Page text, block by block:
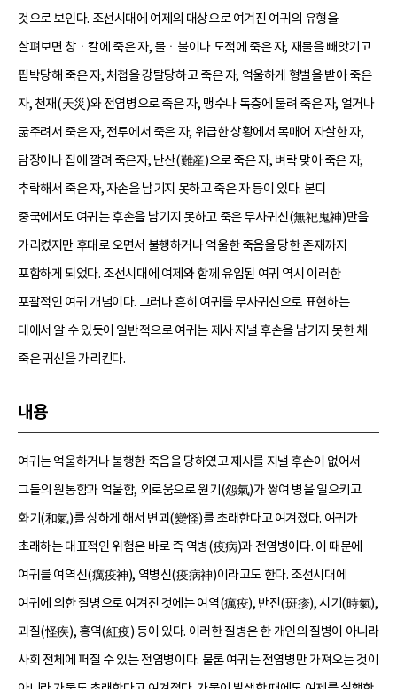
것으로 보인다. 조선시대에 여제의 대상으로 여겨진 여귀의 유형을
살펴보면 창ㆍ칼에 죽은 자, 물ㆍ불이나 도적에 죽은 자, 재물을 빼앗기고
핍박당해 죽은 자, 처첩을 강탈당하고 죽은 자, 억울하게 형벌을 받아 죽은
자, 천재(天災)와 전염병으로 죽은 자, 맹수나 독충에 물려 죽은 자, 얼거나
굶주려서 죽은 자, 전투에서 죽은 자, 위급한 상황에서 목매어 자살한 자,
담장이나 집에 깔려 죽은자, 난산(難産)으로 죽은 자, 벼락 맞아 죽은 자,
추락해서 죽은 자, 자손을 남기지 못하고 죽은 자 등이 있다. 본디
중국에서도 여귀는 후손을 남기지 못하고 죽은 무사귀신(無祀鬼神)만을
가리켰지만 후대로 오면서 불행하거나 억울한 죽음을 당한 존재까지
포함하게 되었다. 조선시대에 여제와 함께 유입된 여귀 역시 이러한
포괄적인 여귀 개념이다. 그러나 흔히 여귀를 무사귀신으로 표현하는
데에서 알 수 있듯이 일반적으로 여귀는 제사 지낼 후손을 남기지 못한 채
죽은 귀신을 가리킨다.
내용
여귀는 억울하거나 불행한 죽음을 당하였고 제사를 지낼 후손이 없어서
그들의 원통함과 억울함, 외로움으로 원기(怨氣)가 쌓여 병을 일으키고
화기(和氣)를 상하게 해서 변괴(變怪)를 초래한다고 여겨졌다. 여귀가
초래하는 대표적인 위험은 바로 즉 역병(疫病)과 전염병이다. 이 때문에
여귀를 여역신(癘疫神), 역병신(疫病神)이라고도 한다. 조선시대에
여귀에 의한 질병으로 여겨진 것에는 여역(癘疫), 반진(斑疹), 시기(時氣),
괴질(怪疾), 홍역(紅疫) 등이 있다. 이러한 질병은 한 개인의 질병이 아니라
사회 전체에 퍼질 수 있는 전염병이다. 물론 여귀는 전염병만 가져오는 것이